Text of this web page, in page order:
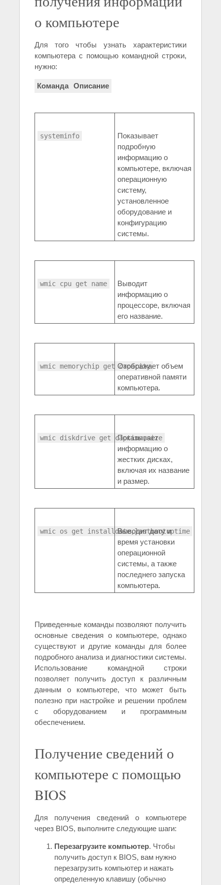
о компьютере
Для того чтобы узнать характеристики
компьютера с помощью командной строки,
нужно:
Команда Описание
systeminfo
Показывает
подробную
информацию о
компьютере, включая
операционную
систему,
установленное
оборудование и
конфигурацию
системы.
wmic cpu get name
Выводит
информацию о
процессоре, включая
его название.
wmic memorychip get capacityОтображает объем
оперативной памяти
компьютера.
wmic diskdrive get caption,size
Показывает
информацию о
жестких дисках,
включая их название
и размер.
wmic os get installdate,lastbootuptime
Выводит дату и
время установки
операционной
системы, а также
последнего запуска
компьютера.
Приведенные команды позволяют получить
основные сведения о компьютере, однако
существуют и другие команды для более
подробного анализа и диагностики системы.
Использование командной строки
позволяет получить доступ к различным
данным о компьютере, что может быть
полезно при настройке и решении проблем
с оборудованием и программным
обеспечением.
Получение сведений о
компьютере с помощью
BIOS
Для получения сведений о компьютере
через BIOS, выполните следующие шаги:
Перезагрузите компьютер. Чтобы
получить доступ к BIOS, вам нужно
перезагрузить компьютер и нажать
определенную клавишу (обычно